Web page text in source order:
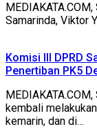
Samarinda, Viktor
Komisi III DPRD
Penertiban PK5
kembali
kemarin, dan di…